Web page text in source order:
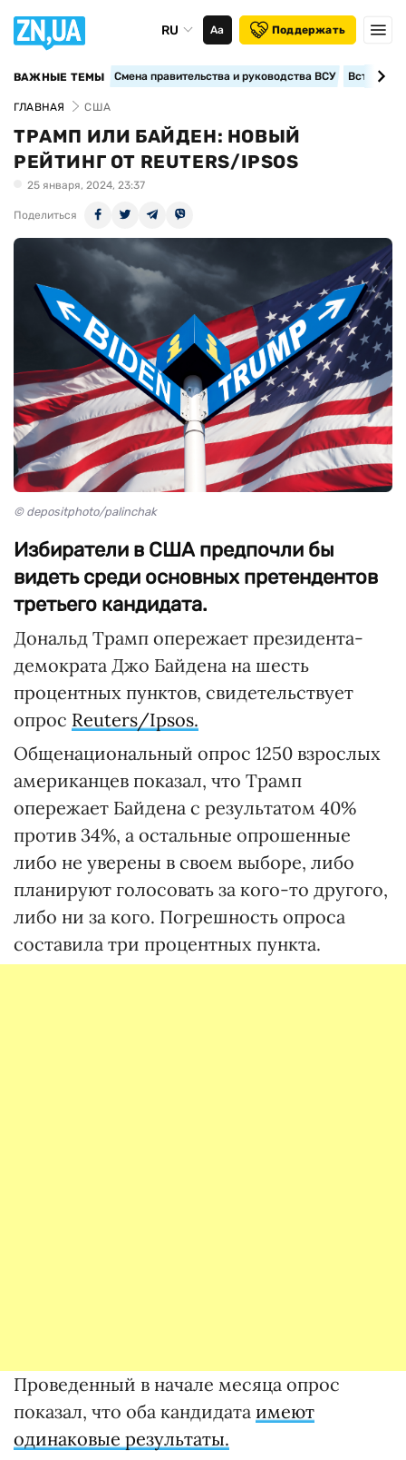
RU Аа Поддержать
ВАЖНЫЕ ТЕМЫ Смена правительства и руководства ВСУ
ГЛАВНАЯ США
ТРАМП ИЛИ БАЙДЕН: НОВЫЙ
РЕЙТИНГ ОТ REUTERS/IPSOS
25 января, 2024, 23:37
Поделиться
© depositphoto/palinchak
Избиратели в США предпочли бы
видеть среди основных претендентов
третьего кандидата.
Дональд Трамп опережает президента-
демократа Джо Байдена на шесть
процентных пунктов, свидетельствует
опрос Reuters/Ipsos.
Общенациональный опрос 1250 взрослых
американцев показал, что Трамп
опережает Байдена с результатом 40%
против 34%, а остальные опрошенные
либо не уверены в своем выборе, либо
планируют голосовать за кого-то другого,
либо ни за кого. Погрешность опроса
составила три процентных пункта.
Проведенный в начале месяца опрос
показал, что оба кандидата имеют
одинаковые результаты.